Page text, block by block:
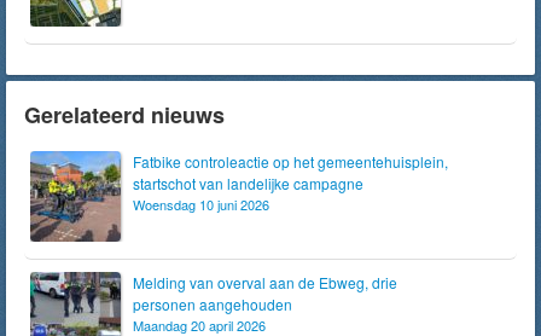
Gerelateerd nieuws
Fatbike controleactie op het gemeentehuisplein,
startschot van landelijke campagne
Woensdag 10 juni 2026
Melding van overval aan de Ebweg, drie
personen aangehouden
Maandag 20 april 2026